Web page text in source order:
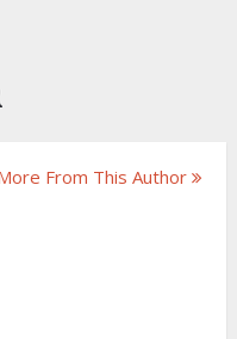
From This Author